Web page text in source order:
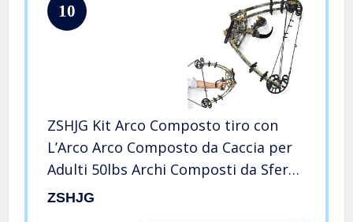
10
ZSHJG Kit Arco Composto tiro con
L’Arco Arco Composto da Caccia per
Adulti 50lbs Archi Composti da Sfere
in Acciaio da Caccia Arco Compound a
ZSHJG